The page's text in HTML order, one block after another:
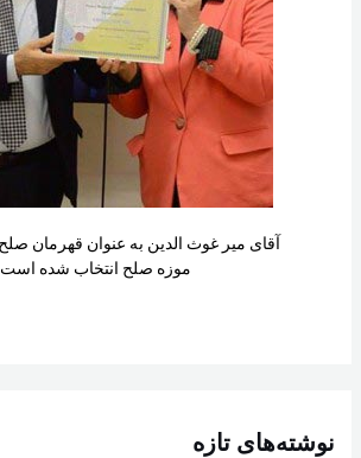
موزه صلح انتخاب شده است
نوشته‌های تازه